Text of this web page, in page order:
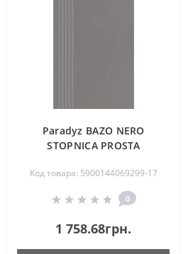
Paradyz BAZO NERO
STOPNICA PROSTA
MAT. 29,8X59,8 G1
Код товара: 5900144069299-17
0
1 758.68грн.